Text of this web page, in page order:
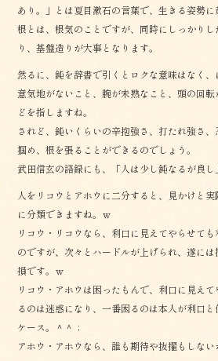
あり。」とは夏目漱石の言葉で、生きる姿勢に
根とは、根気のことですが、同時にしっかり
り、基盤造りが大事となります。
然るに、鈍を辞書で引くとロクな意味はなく、
意気地がないこと、腕が未熟なこと、頭の回
どを指しますね。
されど、鈍いくらいの辛抱強さ、打たれ強さ
掴め、根を張ることができるのでしょう。
武田信玄の語録にも、「人は少し鈍なるが良し
人をリコウとアホウに二分すると、見かけと
に分類できますね。ｗ
リコウ・リコウなら、利口に見えてやらせて
のですが、次々とハードルが上げられ、遂に
損です。ｗ
リコウ・アホウは困ったもんで、利口に見え
るのは迷惑になり、一番困るのは本人が利口
ケース。＾＾；
アホウ・アホウなら、誰も期待や抜擢もしな